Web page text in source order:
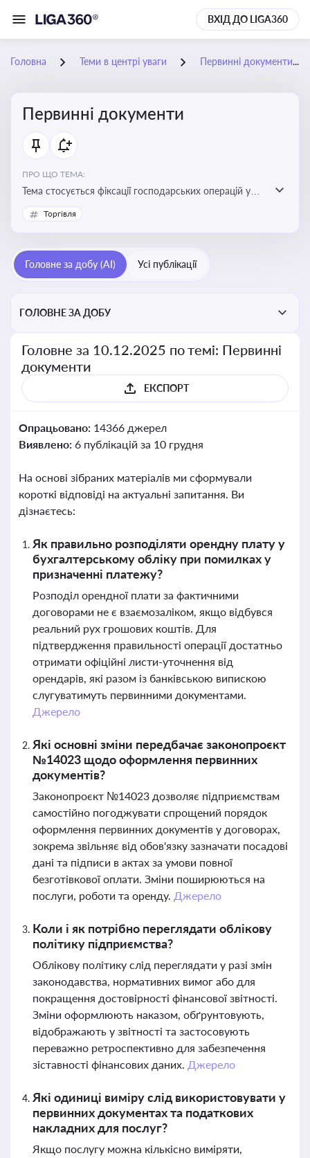
ВХІД ДО LIGA360
Головна Теми в центрі уваги Первинні документи
Первинні документи
ПРО ЩО ТЕМА:
Тема стосується фіксації господарських операцій у
бухгалтерському обліку та є основою для
податкового обліку
Торгівля
Головне за добу (AI) Усі публікації
ГОЛОВНЕ ЗА ДОБУ
Головне за 10.12.2025 по темі: Первинні
документи
ЕКСПОРТ
Опрацьовано: 14366 джерел
Виявлено: 6 публікацій за 10 грудня
На основі зібраних матеріалів ми сформували
короткі відповіді на актуальні запитання. Ви
дізнаєтесь:
Як правильно розподіляти орендну плату у
бухгалтерському обліку при помилках у
призначенні платежу?
Розподіл орендної плати за фактичними
договорами не є взаємозаліком, якщо відбувся
реальний рух грошових коштів. Для
підтвердження правильності операції достатньо
отримати офіційні листи-уточнення від
орендарів, які разом із банківською випискою
слугуватимуть первинними документами.
Джерело
Які основні зміни передбачає законопроєкт
№14023 щодо оформлення первинних
документів?
Законопроєкт №14023 дозволяє підприємствам
самостійно погоджувати спрощений порядок
оформлення первинних документів у договорах,
зокрема звільняє від обов'язку зазначати посадові
дані та підписи в актах за умови повної
безготівкової оплати. Зміни поширюються на
послуги, роботи та оренду. Джерело
Коли і як потрібно переглядати облікову
політику підприємства?
Облікову політику слід переглядати у разі змін
законодавства, нормативних вимог або для
покращення достовірності фінансової звітності.
Зміни оформлюють наказом, обґрунтовують,
відображають у звітності та застосовують
переважно ретроспективно для забезпечення
зіставності фінансових даних. Джерело
Які одиниці виміру слід використовувати у
первинних документах та податкових
накладних для послуг?
Якщо послугу можна кількісно виміряти,